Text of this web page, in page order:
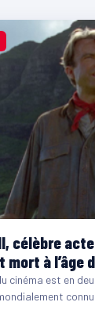
célèbre
mort à l’âge
cinéma est en